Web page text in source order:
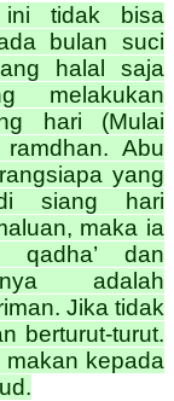
ini tidak bisa
bulan suci
halal saja
melakukan
hari (Mulai
Abu
yang
siang hari
maka ia
qadha’ dan
adalah
Jika tidak
berturut-turut.
kepada